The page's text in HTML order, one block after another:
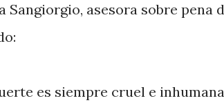
asesora sobre pena
es siempre cruel e